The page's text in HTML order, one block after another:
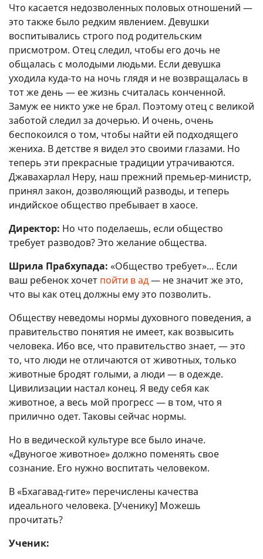
Что касается недозволенных половых отношений —
это также было редким явлением. Девушки
воспитывались строго под родительским
присмотром. Отец следил, чтобы его дочь не
общалась с молодыми людьми. Если девушка
уходила куда-то на ночь глядя и не возвращалась в
тот же день — ее жизнь считалась конченной.
Замуж ее никто уже не брал. Поэтому отец с великой
заботой следил за дочерью. И очень, очень
беспокоился о том, чтобы найти ей подходящего
жениха. В детстве я видел это своими глазами. Но
теперь эти прекрасные традиции утрачиваются.
Джавахарлал Неру, наш прежний премьер-министр,
принял закон, дозволяющий разводы, и теперь
индийское общество пребывает в хаосе.
Директор: Но что поделаешь, если общество
требует разводов? Это желание общества.
Шрила Прабхупада: «Общество требует»... Если
ваш ребенок хочет пойти в ад— не значит же это,
что вы как отец должны ему это позволить.
Обществу неведомы нормы духовного поведения, а
правительство понятия не имеет, как возвысить
человека. Ибо все, что правительство знает, — это
то, что люди не отличаются от животных, только
животные бродят голыми, а люди — в одежде.
Цивилизации настал конец. Я веду себя как
животное, а весь мой прогресс — в том, что я
прилично одет. Таковы сейчас нормы.
Но в ведической культуре все было иначе.
«Двуногое животное» должно поменять свое
сознание. Его нужно воспитать человеком.
В «Бхагавад-гите» перечислены качества
идеального человека. [Ученику] Можешь
прочитать?
Ученик: